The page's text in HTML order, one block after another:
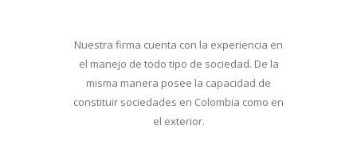
Nuestra firma cuenta con la experiencia en
el manejo de todo tipo de sociedad. De la
misma manera posee la capacidad de
constituir sociedades en Colombia como en
el exterior.